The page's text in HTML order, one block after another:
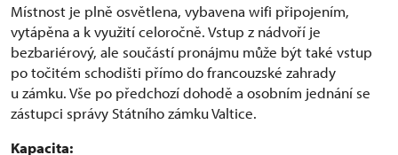
Místnost je plně osvětlena, vybavena wifi připojením,
vytápěna a k využití celoročně. Vstup z nádvoří je
bezbariérový, ale součástí pronájmu může být také vstup
po točitém schodišti přímo do francouzské zahrady
u zámku. Vše po předchozí dohodě a osobním jednání se
zástupci správy Státního zámku Valtice.
Kapacita: